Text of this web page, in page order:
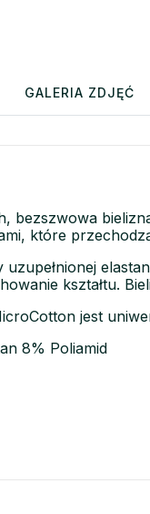
GALERIA ZDJĘĆ
bezszwowa
które
uzupełnionej
kształtu.
jest
8% Poliamid